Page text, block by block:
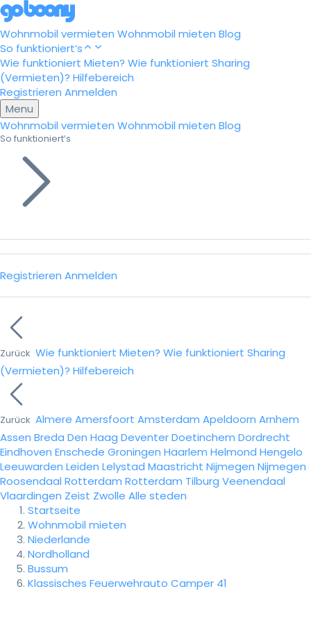
Wohnmobil vermieten Wohnmobil mieten Blog
So funktioniert’s
Wie funktioniert Mieten? Wie funktioniert Sharing
(Vermieten)? Hilfebereich
Registrieren Anmelden
Menu
Wohnmobil vermieten Wohnmobil mieten Blog
So funktioniert’s
Registrieren Anmelden
Zurück Wie funktioniert Mieten? Wie funktioniert Sharing
(Vermieten)? Hilfebereich
Zurück Almere Amersfoort Amsterdam Apeldoorn Arnhem
Assen Breda Den Haag DeventerDoetinchem Dordrecht
Eindhoven Enschede Groningen Haarlem Helmond Hengelo
Leeuwarden Leiden Lelystad Maastricht Nijmegen Nijmegen
Roosendaal Rotterdam Rotterdam Tilburg Veenendaal
Vlaardingen Zeist Zwolle Alle steden
Startseite
Wohnmobil mieten
Niederlande
Nordholland
Bussum
Klassisches Feuerwehrauto Camper 41